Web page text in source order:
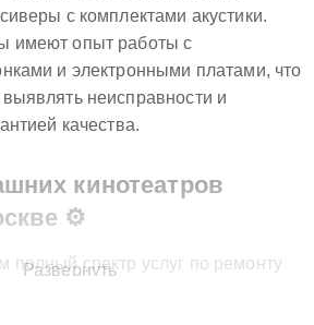
с комплектами акустики.
имеют опыт работы с
и электронными платами, что
неисправности и
качества.
кинотеатров
⚙️
полный спектр услуг по ремонту
Развернуть